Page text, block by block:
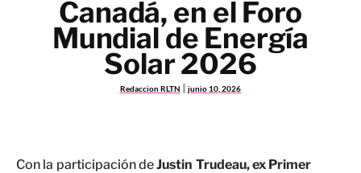
Canadá, en el Foro
Mundial de Energía
Solar 2026
Redaccion RLTN junio 10, 2026
Con la participación deJustin Trudeau, ex Primer